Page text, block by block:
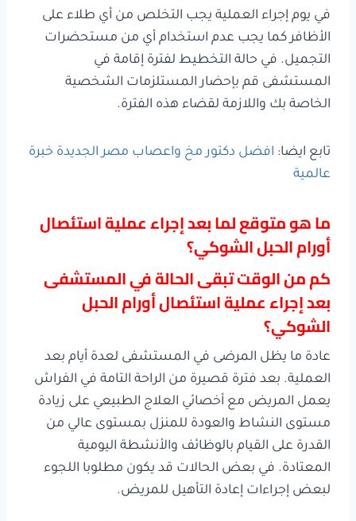
في يوم إجراء العملية يجب التخلص من أي طلاء على
الأظافر كما يجب عدم استخدام أي من مستحضرات
التجميل. في حالة التخطيط لفترة إقامة في
المستشفى قم بإحضار المستلزمات الشخصية
الخاصة بك واللازمة لقضاء هذه الفترة.
تابع ايضا: افضل دكتور مخ واعصاب مصر الجديدة خبرة
عالمية
ما هو متوقع لما بعد إجراء عملية استئصال
أورام الحبل الشوكي؟
كم من الوقت تبقى الحالة في المستشفى
بعد إجراء عملية استئصال أورام الحبل
الشوكي؟
عادة ما يظل المرضى في المستشفى لعدة أيام بعد
العملية. بعد فترة قصيرة من الراحة التامة في الفراش
يعمل المريض مع أخصائي العلاج الطبيعي على زيادة
مستوى النشاط والعودة للمنزل بمستوى عالي من
القدرة على القيام بالوظائف والأنشطة اليومية
المعتادة. في بعض الحالات قد يكون مطلوبا اللجوء
لبعض إجراءات إعادة التأهيل للمريض.